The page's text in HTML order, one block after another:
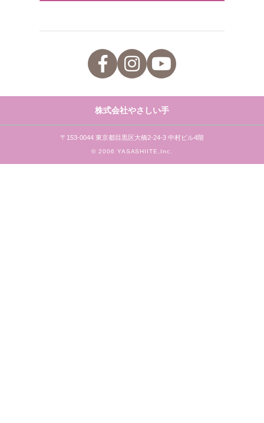
株式会社やさしい手
〒153-0044 東京都目黒区大橋2-24-3 中村ビル4階
© 2006 YASASHIITE,Inc.